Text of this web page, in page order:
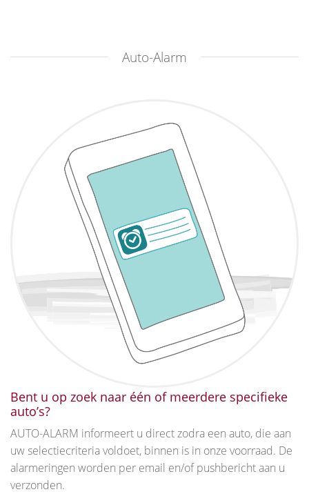
Auto-Alarm
Bent u op zoek naar één of meerdere specifieke
auto’s?
AUTO-ALARM informeert u direct zodra een auto, die aan
uw selectiecriteria voldoet, binnen is in onze voorraad. De
alarmeringen worden per email en/of pushbericht aan u
verzonden.